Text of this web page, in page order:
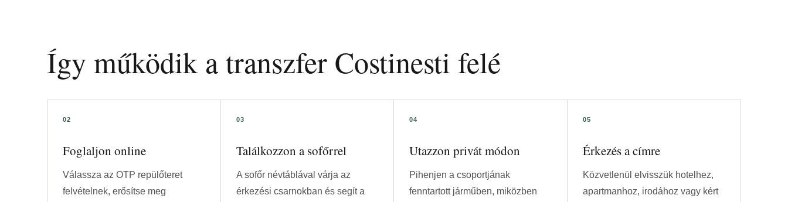
Így működik a transzfer Costinesti felé
Foglaljon online
Válassza az OTP repülőteret
felvételnek, erősítse meg
Találkozzon a sofőrrel
A sofőr névtáblával várja az
érkezési csarnokban és segít a
Utazzon privát módon
Pihenjen a csoportjának
fenntartott járműben, miközben
Érkezés a címre
Közvetlenül elvisszük hotelhez,
apartmanhoz, irodához vagy kért